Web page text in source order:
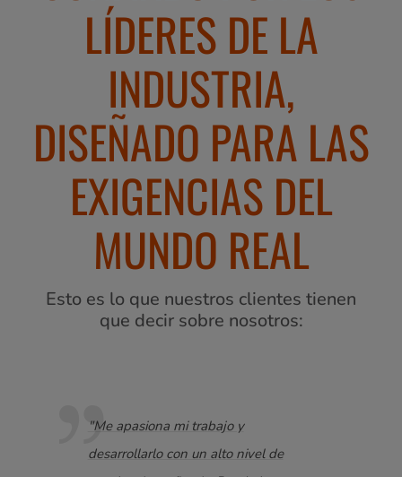
LÍDERES DE LA
INDUSTRIA,
DISEÑADO PARA LAS
EXIGENCIAS DEL
MUNDO REAL
Esto es lo que nuestros clientes tienen
que decir sobre nosotros:
"Me apasiona mi trabajo y
desarrollarlo con un alto nivel de